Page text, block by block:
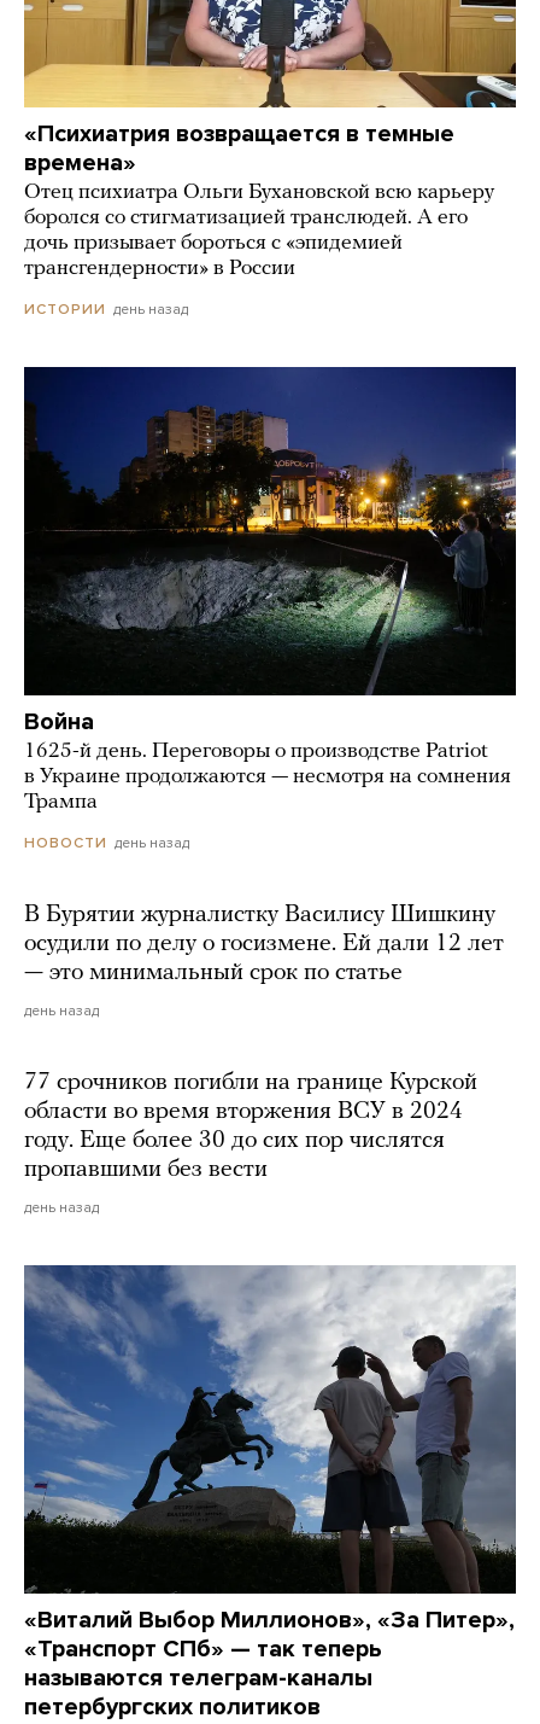
«Психиатрия возвращается в темные
времена»
Отец психиатра Ольги Бухановской всю карьеру
боролся со стигматизацией транслюдей. А его
дочь призывает бороться с «эпидемией
трансгендерности» в России
ИСТОРИИ день назад
Война
1625-й день. Переговоры о производстве Patriot
в Украине продолжаются — несмотря на сомнения
Трампа
НОВОСТИ день назад
В Бурятии журналистку Василису Шишкину
осудили по делу о госизмене. Ей дали 12 лет
— это минимальный срок по статье
день назад
77 срочников погибли на границе Курской
области во время вторжения ВСУ в 2024
году. Еще более 30 до сих пор числятся
пропавшими без вести
день назад
«Виталий Выбор Миллионов», «За Питер»,
«Транспорт СПб» — так теперь
называются телеграм-каналы
петербургских политиков